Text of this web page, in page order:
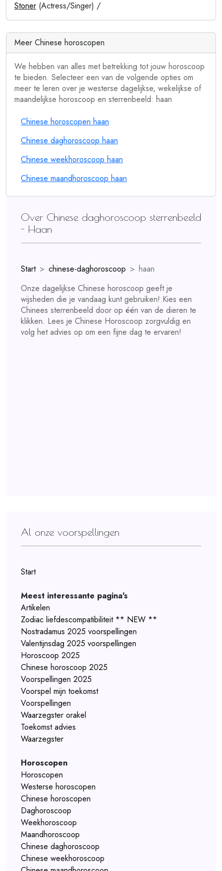
Stoner (Actress/Singer) /
Meer Chinese horoscopen
We hebben van alles met betrekking tot jouw horoscoop
te bieden. Selecteer een van de volgende opties om
meer te leren over je westerse dagelijkse, wekelijkse of
maandelijkse horoscoop en sterrenbeeld: haan
Chinese horoscopen haan
Chinese daghoroscoop haan
Chinese weekhoroscoop haan
Chinese maandhoroscoop haan
Over Chinese daghoroscoop sterrenbeeld
- Haan
Start chinese-daghoroscoop
haan
Onze dagelijkse Chinese horoscoop geeft je
wijsheden die je vandaag kunt gebruiken! Kies een
Chinees sterrenbeeld door op één van de dieren te
klikken. Lees je Chinese Horoscoop zorgvuldig en
volg het advies op om een fijne dag te ervaren!
Al onze voorspellingen
Start
Meest interessante pagina's
Artikelen
Zodiac liefdescompatibiliteit ** NEW **
Nostradamus 2025 voorspellingen
Valentijnsdag 2025 voorspellingen
Horoscoop 2025
Chinese horoscoop 2025
Voorspellingen 2025
Voorspel mijn toekomst
Voorspellingen
Waarzegster orakel
Toekomst advies
Waarzegster
Horoscopen
Horoscopen
Westerse horoscopen
Chinese horoscopen
Daghoroscoop
Weekhoroscoop
Maandhoroscoop
Chinese daghoroscoop
Chinese weekhoroscoop